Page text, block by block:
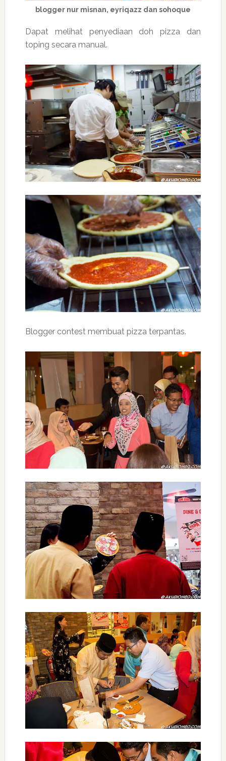
blogger nur misnan, eyriqazz dan sohoque
Dapat melihat penyediaan doh pizza dan
toping secara manual.
Blogger contest membuat pizza terpantas.